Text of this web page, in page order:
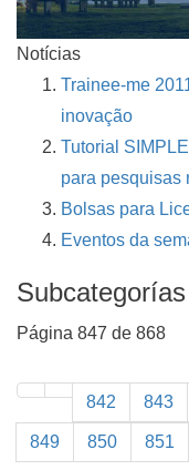
Notícias
Trainee-me
inovação
Tutorial
para pesquisas
Bolsas para
Eventos da
Subcategorías
Página 847 de 868
842 843
849 850 851